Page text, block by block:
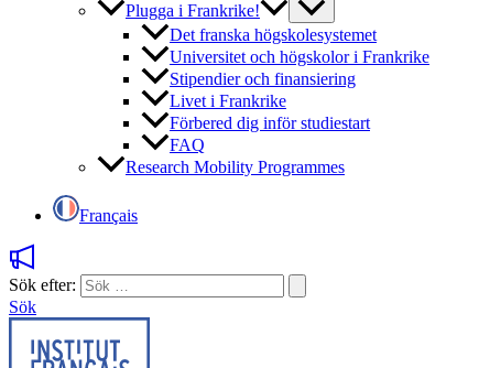
Plugga i Frankrike!
Det franska högskolesystemet
Universitet och högskolor i Frankrike
Stipendier och finansiering
Livet i Frankrike
Förbered dig inför studiestart
FAQ
Research Mobility Programmes
Français
Sök efter:
Sök